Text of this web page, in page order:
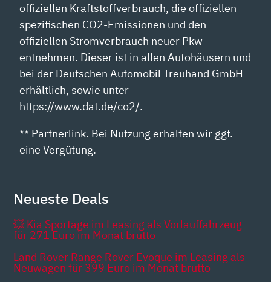
offiziellen Kraftstoffverbrauch, die offiziellen
spezifischen CO2-Emissionen und den
offiziellen Stromverbrauch neuer Pkw
entnehmen. Dieser ist in allen Autohäusern und
bei der Deutschen Automobil Treuhand GmbH
erhältlich, sowie unter
https://www.dat.de/co2/.
** Partnerlink. Bei Nutzung erhalten wir ggf.
eine Vergütung.
Neueste Deals
💥 Kia Sportage im Leasing als Vorlauffahrzeug
für 271 Euro im Monat brutto
Land Rover Range Rover Evoque im Leasing als
Neuwagen für 399 Euro im Monat brutto